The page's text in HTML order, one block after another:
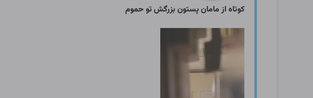
کوتاه از مامان پستون بزرگش تو حموم